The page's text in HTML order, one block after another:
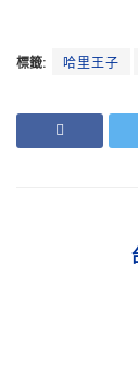
標籤: 哈里王子